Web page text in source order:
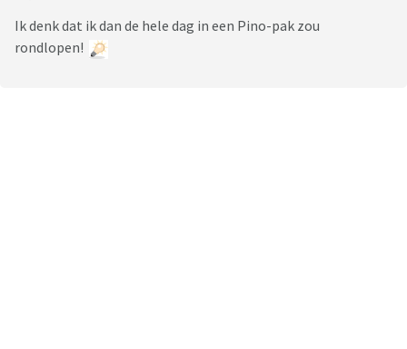
Ik denk dat ik dan de hele dag in een Pino-pak zou
rondlopen!